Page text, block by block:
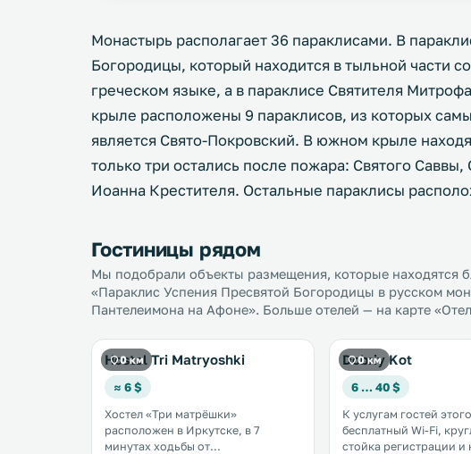
Монастырь располагает 36 параклисами. В
Богородицы, который находится в тыльной части
греческом языке, а в параклисе Святителя
крыле расположены 9 параклисов, из которых
является Свято-Покровский. В южном крыле
только три остались после пожара: Святого
Иоанна Крестителя. Остальные параклисы
Гостиницы рядом
Мы подобрали объекты размещения, которые находятся
«Параклис Успения Пресвятой Богородицы в русском
Пантелеимона на Афоне». Больше отелей — на карте
0 км
Hostel Tri Matryoshki
≈ 6 $
Хостел «Три матрёшки»
расположен в Иркутске, в 7
минутах ходьбы от
0 км
Dobriy Kot
6 … 40 $
К услугам гостей
бесплатный Wi-Fi,
стойка регистрации и